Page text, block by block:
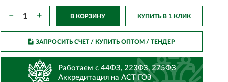
− + В КОРЗИНУ КУПИТЬ В 1 КЛИК
ЗАПРОСИТЬ СЧЕТ / КУПИТЬ ОПТОМ/ ТЕНДЕР
Работаем с 44ФЗ, 223ФЗ, 275ФЗ
Аккредитация на АСТ ГОЗ